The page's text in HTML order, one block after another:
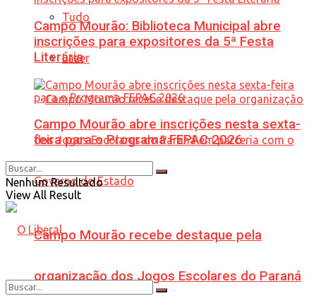
Tudo
Lazer
Campo Mourão recebe destaque pela
organização dos Jogos Escolares do Paraná
Campo Mourão: Biblioteca Municipal abre
inscrições para expositores da 5ª Festa
Literária
Campo Mourão abre inscrições nesta sexta-
feira para o Programa FEPAC 2026
Nenhum Resultado
View All Result